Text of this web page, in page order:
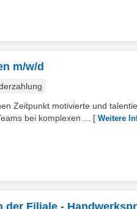
m/w/d
Zeitpunkt motivierte und
bei komplexen ...
[ Weitere
der Filiale -